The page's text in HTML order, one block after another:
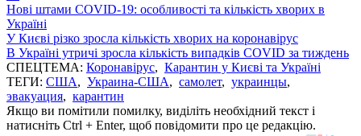
Нові штами COVID-19: особливості та кількість хворих в
Україні
У Києві різко зросла кількість хворих на коронавірус
В Україні утричі зросла кількість випадків COVID за тиждень
СПЕЦТЕМА: Коронавірус, Карантин у Києві та Україні
ТЕГИ: США, Украина-США, самолет, украинцы,
эвакуация, карантин
Якщо ви помітили помилку, виділіть необхідний текст і
натисніть Ctrl + Enter, щоб повідомити про це редакцію.